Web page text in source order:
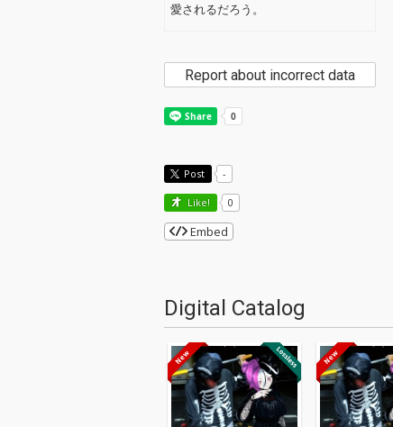
愛されるだろう。
Report about incorrect data
Post -
Like! 0
Embed
Digital Catalog